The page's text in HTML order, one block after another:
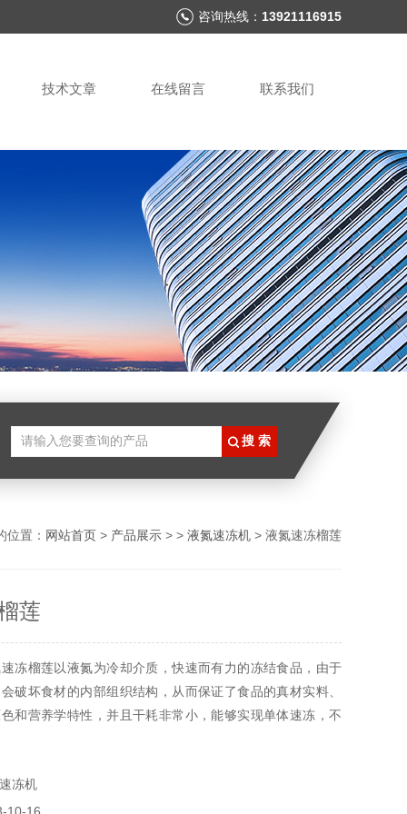
咨询热线： 13921116915
技术文章 在线留言 联系我们
位置： 网站首页 > 产品展示 > > 液氮速冻机 > 液氮速冻榴莲
莲
冻榴莲以液氮为冷却介质，快速而有力的冻结食品，由于
破坏食材的内部组织结构，从而保证了食品的真材实料、
和营养学特性，并且干耗非常小，能够实现单体速冻，不
护方便，无污染无噪音，经济环保。
冻机